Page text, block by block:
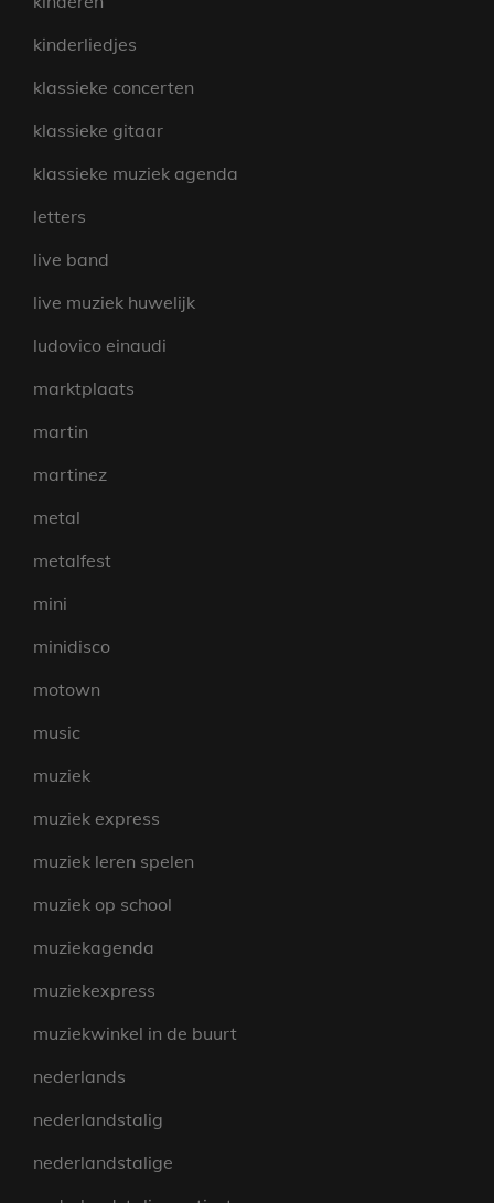
kinderliedjes
klassieke concerten
klassieke gitaar
klassieke muziek agenda
letters
live band
live muziek huwelijk
ludovico einaudi
marktplaats
martin
martinez
metal
metalfest
mini
minidisco
motown
music
muziek
muziek express
muziek leren spelen
muziek op school
muziekagenda
muziekexpress
muziekwinkel in de buurt
nederlands
nederlandstalig
nederlandstalige